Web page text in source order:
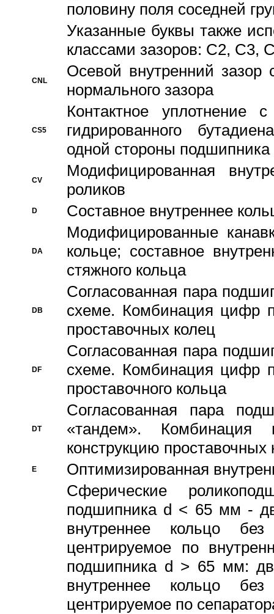
половину поля соседней
Указанные буквы также
классами зазоров: С2,
CNL
Осевой внутренний зазор
нормального зазора
CS5
Контактное уплотнение
гидрированного
одной стороны подшипника
CV
Модифицированная
роликов
D Составное внутреннее
DA
Модифицированные
кольце; составное
стяжного кольца
DB
Согласованная пара
схеме. Комбинация цифр
проставочных колец
DF
Согласованная пара
схеме. Комбинация цифр
проставочного кольца
DT
Согласованная пара
«тандем».
конструкцию проставочных
E
Оптимизированная
Сферические
подшипника d < 65 мм -
внутреннее кольцо
центрируемое по
подшипника d > 65 мм:
внутреннее кольцо
центрируемое по